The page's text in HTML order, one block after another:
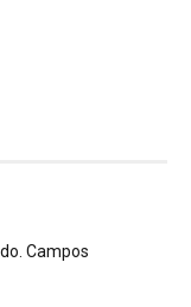
Campos